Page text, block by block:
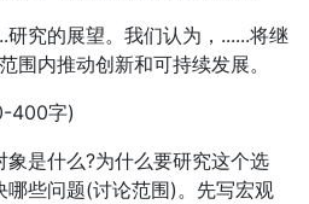
究的展望。我们认为，......将继
围内推动创新和可持续发展。
400字)
是什么?为什么要研究这个选
哪些问题(讨论范围)。先写宏观